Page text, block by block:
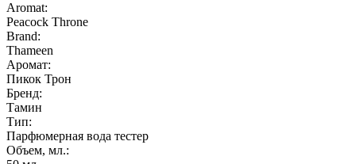
Aromat:
Peacock Throne
Brand:
Thameen
Аромат:
Пикок Трон
Бренд:
Тамин
Тип:
Парфюмерная вода тестер
Объем, мл.: